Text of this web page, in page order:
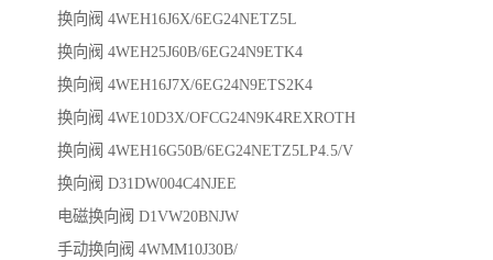
换向阀 4WEH16J6X/6EG24NETZ5L
换向阀 4WEH25J60B/6EG24N9ETK4
换向阀 4WEH16J7X/6EG24N9ETS2K4
换向阀 4WE10D3X/OFCG24N9K4REXROTH
换向阀 4WEH16G50B/6EG24NETZ5LP4.5/V
换向阀 D31DW004C4NJEE
电磁换向阀 D1VW20BNJW
手动换向阀 4WMM10J30B/